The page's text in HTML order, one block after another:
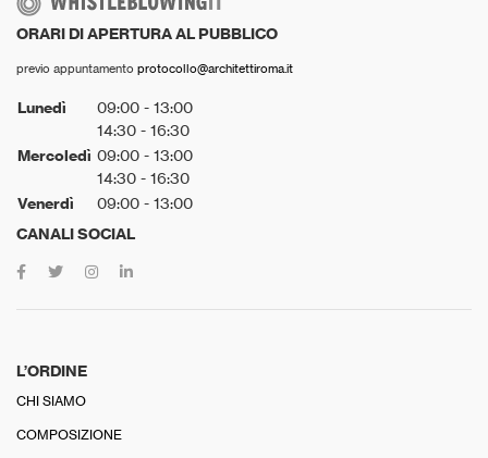
ORARI DI APERTURA AL PUBBLICO
previo appuntamento protocollo@architettiroma.it
Lunedì
09:00 - 13:00
14:30 - 16:30
Mercoledì 09:00 - 13:00
14:30 - 16:30
Venerdì 09:00 - 13:00
CANALI SOCIAL
L’ORDINE
CHI SIAMO
COMPOSIZIONE